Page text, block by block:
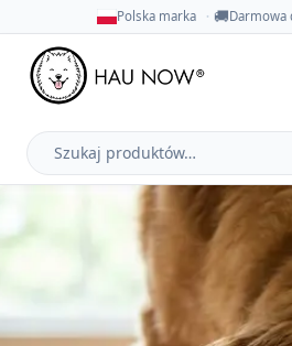
Polska marka 🚚Darmowa
Szukaj
produktów